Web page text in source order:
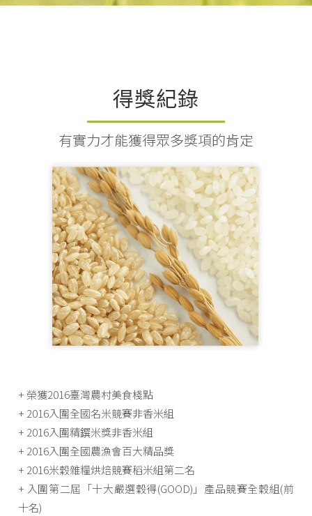
得獎紀錄
有實力才能獲得眾多獎項的肯定
+ 榮獲2016臺灣農村美食棧點
+ 2016入圍全國名米競賽非香米組
+ 2016入圍精鐉米獎非香米組
+ 2016入圍全國農漁會百大精品獎
+ 2016米穀雜糧烘焙競賽稻米組第二名
+ 入圍第二屆「十大嚴選穀得(GOOD)」產品競賽全穀組(前
十名)